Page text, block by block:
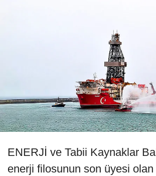
ENERJİ ve Tabii Kaynaklar
enerji filosunun son üyesi olan